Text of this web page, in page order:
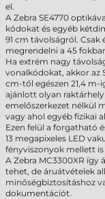
el.
A Zebra SE4770
kódokat és egyéb
91 cm távolságról. Csak
megrendelni a 45
Ha extrém nagy
vonalkódokat, akkor az
cm-től egészen 21,4 m-
ajánlott olyan
emelőszerkezet nélkül
vagy ahol egyéb fizikai
Ezen felül a forgatható
13 megapixeles LED
fényviszonyok mellett
A Zebra MC3300XR így
tehet, de áruátvételek
minőségbiztosításhoz
dokumentációt.